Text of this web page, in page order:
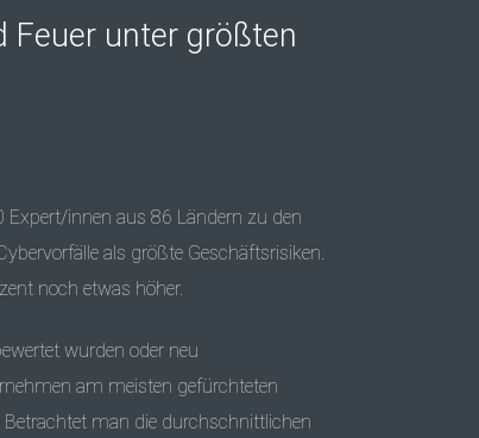
Feuer unter größten
innen aus 86 Ländern zu den
als größte Geschäftsrisiken.
noch etwas höher.
wurden oder neu
am meisten gefürchteten
man die durchschnittlichen